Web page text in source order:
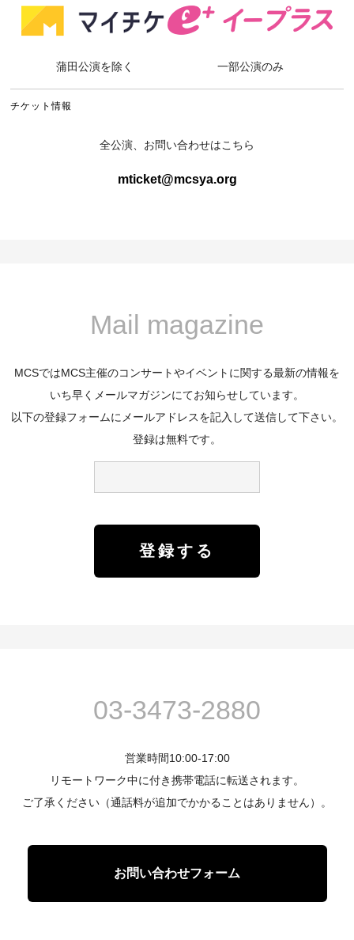
蒲田公演を除く 一部公演のみ
チケット情報
全公演、お問い合わせはこちら
mticket@mcsya.org
Mail magazine
MCSではMCS主催のコンサートやイベントに関する最新の情報を
いち早くメールマガジンにてお知らせしています。
以下の登録フォームにメールアドレスを記入して送信して下さい。
登録は無料です。
03-3473-2880
営業時間10:00-17:00
リモートワーク中に付き携帯電話に転送されます。
ご了承ください（通話料が追加でかかることはありません）。
お問い合わせフォーム